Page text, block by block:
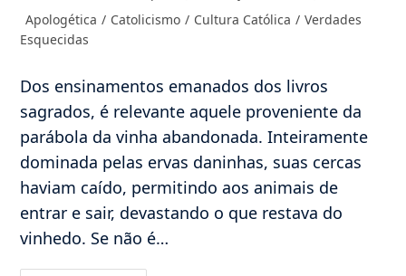
post:
Categoria
do
Apologética / Catolicismo / Cultura Católica / Verdades
Esquecidas
Dos ensinamentos emanados dos livros
sagrados, é relevante aquele proveniente da
parábola da vinha abandonada. Inteiramente
dominada pelas ervas daninhas, suas cercas
haviam caído, permitindo aos animais de
entrar e sair, devastando o que restava do
vinhedo. Se não é…